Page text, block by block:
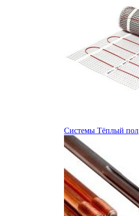
Системы Тёплый пол